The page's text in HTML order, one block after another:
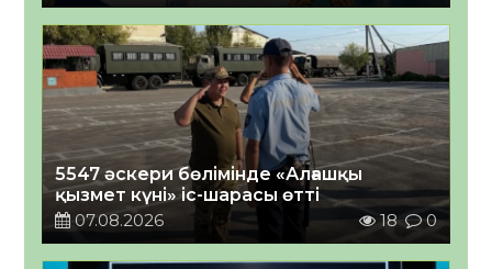
5547 әскери бөлімінде «Алғашқы
қызмет күні» іс-шарасы өтті
07.08.2026
18 0